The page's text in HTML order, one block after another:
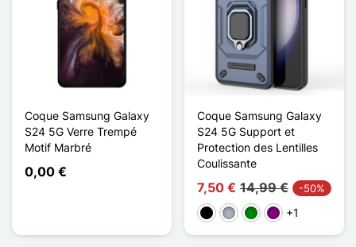
Coque Samsung Galaxy
S24 5G Verre Trempé
Motif Marbré
0,00 €
Coque Samsung Galaxy
S24 5G Support et
Protection des Lentilles
Coulissante
7,50 € 14,99 € -50%
NegroGris VerdePúrpura
+1